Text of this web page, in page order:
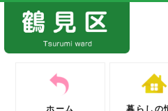
ホーム 暮らしの